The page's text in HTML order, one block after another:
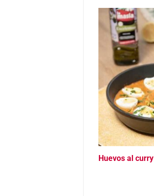
Huevos al curry